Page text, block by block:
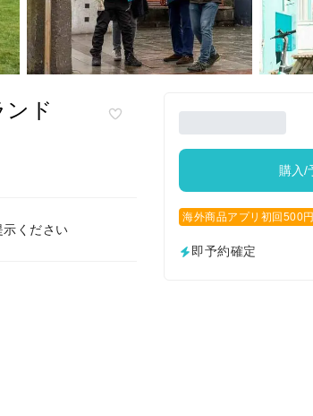
ド
示ください
購入/
海外商品アプリ初回500
即予約確定